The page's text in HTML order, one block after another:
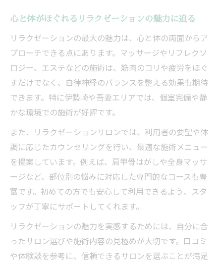
サロン選びに役立つリラクゼーションの基
リラクゼーションにおける安心と信頼の見
極め方
リラクゼーション体験の満足度を高める選
択基準
口コミが語るリラクゼーション選びの決め
手とは
疲れた体に最適な方法を見つけるコツ
リラクゼーションで自分に合う施術方法を
探すコツ
疲労回復に最適なリラクゼーションの見極
め方
リラクゼーション活用で体調改善を目指す
方法
肩こり腰痛に効くリラクゼーションの選び
心と体がほぐれるリラクゼーションの魅力に迫る
リラクゼーションの最大の魅力は、心と体の両面からア
プローチできる点にあります。マッサージやリフレクソ
ロジー、エステなどの施術は、筋肉のコリや疲労をほぐ
すだけでなく、自律神経のバランスを整える効果も期待
できます。特に伊勢崎や吾妻エリアでは、個室完備や静
かな環境での施術が好評です。
また、リラクゼーションサロンでは、利用者の要望や体
調に応じたカウンセリングを行い、最適な施術メニュー
を提案しています。例えば、肩甲骨はがしや全身マッサ
ージなど、部位別の悩みに対応した専門的なコースも豊
富です。初めての方でも安心して利用できるよう、スタ
ッフが丁寧にサポートしてくれます。
リラクゼーションの魅力を実感するためには、自分に合
ったサロン選びや施術内容の見極めが大切です。口コミ
や体験談を参考に、信頼できるサロンを選ぶことが満足